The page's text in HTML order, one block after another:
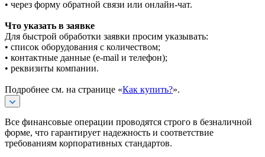
• через форму обратной связи или онлайн-чат.
Что указать в заявке
Для быстрой обработки заявки просим указывать:
• список оборудования с количеством;
• контактные данные (e-mail и телефон);
• реквизиты компании.
Подробнее см. на странице «Как купить?».
Все финансовые операции проводятся строго в безналичной
форме, что гарантирует надежность и соответствие
требованиям корпоративных стандартов.